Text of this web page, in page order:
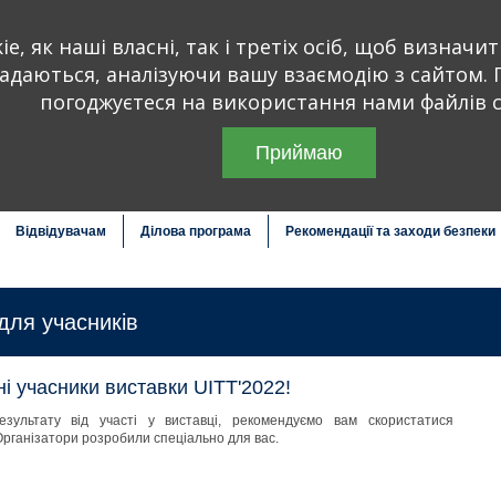
27атуристична виставка UITT: «УКРАЇНА -
Відвідувачам Ділова програма Рекомендації та заходи безпеки
учасників
учасники виставки UITT'2022!
від участі у виставці, рекомендуємо вам скористатися
розробили спеціально для вас.
наші власні, так і третіх осіб, щоб
аналізуючи вашу взаємодію з
погоджуєтеся на використання нами файлів
Приймаю